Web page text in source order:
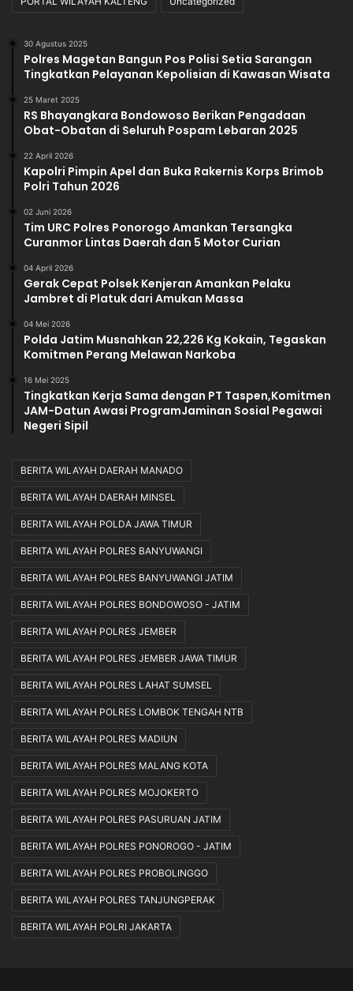
30 Agustus 2025
Polres Magetan Bangun Pos Polisi Setia Sarangan
Tingkatkan Pelayanan Kepolisian di Kawasan Wisata
25 Maret 2025
RS Bhayangkara Bondowoso Berikan Pengadaan
Obat-Obatan di Seluruh Pospam Lebaran 2025
22 April 2026
Kapolri Pimpin Apel dan Buka Rakernis Korps Brimob
Polri Tahun 2026
02 Juni 2026
Tim URC Polres Ponorogo Amankan Tersangka
Curanmor Lintas Daerah dan 5 Motor Curian
04 April 2026
Gerak Cepat Polsek Kenjeran Amankan Pelaku
Jambret di Platuk dari Amukan Massa
04 Mei 2026
Polda Jatim Musnahkan 22,226 Kg Kokain, Tegaskan
Komitmen Perang Melawan Narkoba
16 Mei 2025
Tingkatkan Kerja Sama dengan PT Taspen,Komitmen
JAM-Datun Awasi ProgramJaminan Sosial Pegawai
Negeri Sipil
BERITA WILAYAH DAERAH MANADO
BERITA WILAYAH DAERAH MINSEL
BERITA WILAYAH POLDA JAWA TIMUR
BERITA WILAYAH POLRES BANYUWANGI
BERITA WILAYAH POLRES BANYUWANGI JATIM
BERITA WILAYAH POLRES BONDOWOSO - JATIM
BERITA WILAYAH POLRES JEMBER
BERITA WILAYAH POLRES JEMBER JAWA TIMUR
BERITA WILAYAH POLRES LAHAT SUMSEL
BERITA WILAYAH POLRES LOMBOK TENGAH NTB
BERITA WILAYAH POLRES MADIUN
BERITA WILAYAH POLRES MALANG KOTA
BERITA WILAYAH POLRES MOJOKERTO
BERITA WILAYAH POLRES PASURUAN JATIM
BERITA WILAYAH POLRES PONOROGO - JATIM
BERITA WILAYAH POLRES PROBOLINGGO
BERITA WILAYAH POLRES TANJUNGPERAK
BERITA WILAYAH POLRI JAKARTA